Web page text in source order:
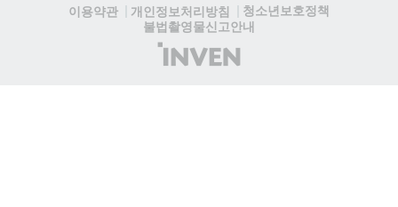
이용약관
개인정보처리방침
청소년보호정책
불법촬영물신고안내
(주)
인